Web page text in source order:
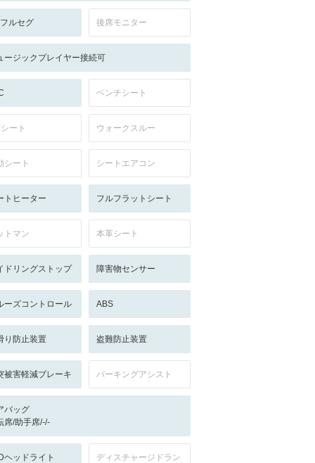
ルセグ 後席モニター
ージックプレイヤー接続可
ベンチシート
ート ウォークスルー
シート シートエアコン
トヒーター フルフラットシート
トマン 本革シート
ドリングストップ 障害物センサー
ーズコントロール ABS
り防止装置 盗難防止装置
被害軽減ブレーキ パーキングアシスト
バッグ
席/助手席/-/-
ヘッドライト
ディスチャージドラン